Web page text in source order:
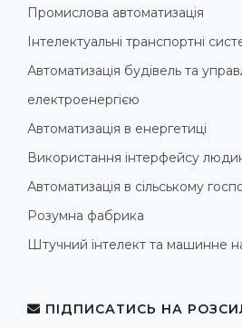
Промислова автоматизація
Інтелектуальні транспортні
Автоматизація будівель та
електроенергією
Автоматизація в енергетиці
Використання інтерфейсу
Автоматизація в сільському
Розумна фабрика
Штучний інтелект та машинне
ПІДПИСАТИСЬ НА